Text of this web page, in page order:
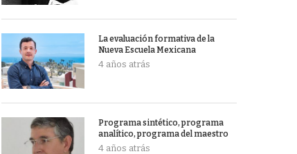
La evaluación formativa de la
Nueva Escuela Mexicana
4 años atrás
Programa sintético, programa
analítico, programa del maestro
4 años atrás